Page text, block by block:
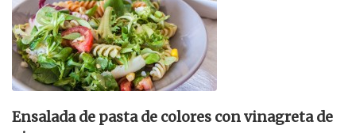
Ensalada de pasta de colores con vinagreta de